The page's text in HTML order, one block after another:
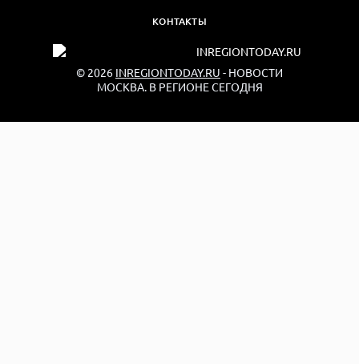
КОНТАКТЫ
© 2026 INREGIONTODAY.RU - НОВОСТИ
МОСКВА. В РЕГИОНЕ СЕГОДНЯ